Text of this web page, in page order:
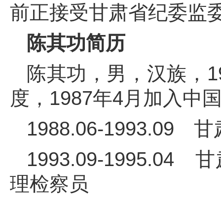
前正接受甘肃省纪委监
陈其功简历
陈其功，男，汉族，
度，1987年4月加入中
1988.06-1993.09 甘
1993.09-1995.04 甘
理检察员